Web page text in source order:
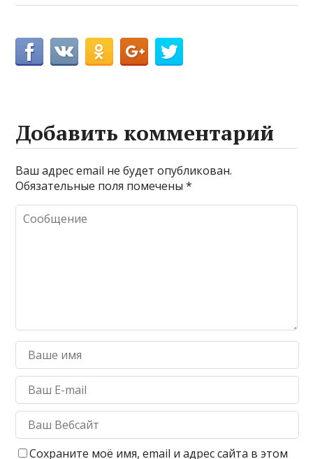
Добавить комментарий
Ваш адрес email не будет опубликован.
Обязательные поля помечены*
Сохраните моё имя, email и адрес сайта в этом